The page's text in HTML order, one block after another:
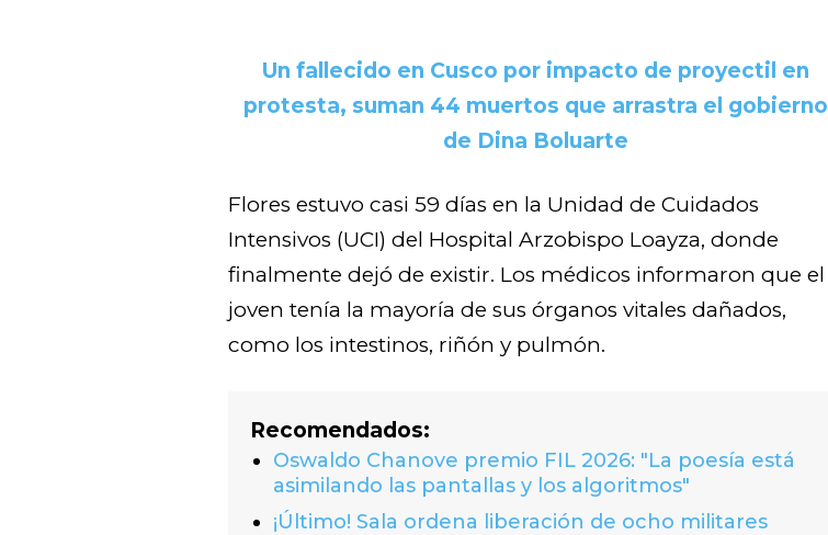
Un fallecido en Cusco por impacto de proyectil en
protesta, suman 44 muertos que arrastra el gobierno
de Dina Boluarte
Flores estuvo casi 59 días en la Unidad de Cuidados
Intensivos (UCI) del Hospital Arzobispo Loayza, donde
finalmente dejó de existir. Los médicos informaron que el
joven tenía la mayoría de sus órganos vitales dañados,
como los intestinos, riñón y pulmón.
Recomendados:
Oswaldo Chanove premio FIL 2026: "La poesía está
asimilando las pantallas y los algoritmos"
¡Último! Sala ordena liberación de ocho militares